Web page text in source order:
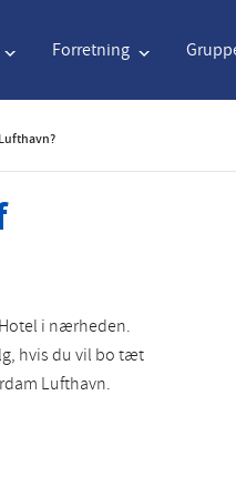
Forretning
CAD Canadian Dollar
NZD New Zealand Dollar
i nærheden.
hvis du vil bo tæt
Lufthavn.